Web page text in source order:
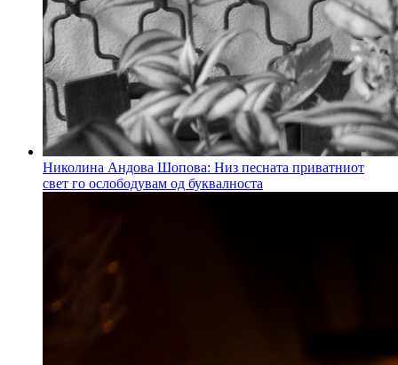
Николина Андова Шопова: Низ песната приватниот
свет го ослободувам од буквалноста